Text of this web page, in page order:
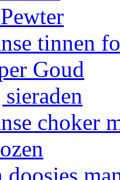
tinnen
Goud
choker
doosjes